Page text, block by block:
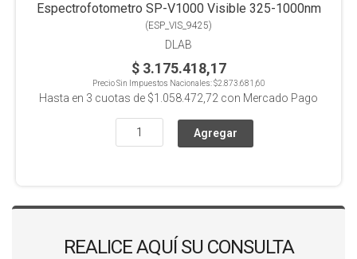
Espectrofotometro SP-V1000 Visible 325-1000nm
(ESP_VIS_9425)
DLAB
$ 3.175.418,17
Precio Sin Impuestos Nacionales:$2.873.681,60
Hasta en 3 cuotas de $1.058.472,72 con Mercado Pago
REALICE AQUÍ SU CONSULTA